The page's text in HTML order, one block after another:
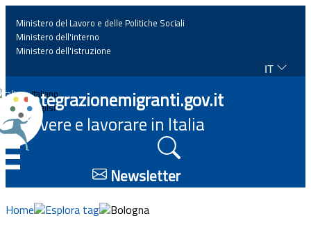
Home
News
Approfondimenti
Eventi
Ministero del Lavoro e delle Politiche Sociali
Ministero dell'interno
Ministero dell'istruzione
IT
Italiano
English
Integrazionemigranti.gov.it
Vivere e lavorare in Italia
Newsletter
Home Esplora tag Bologna